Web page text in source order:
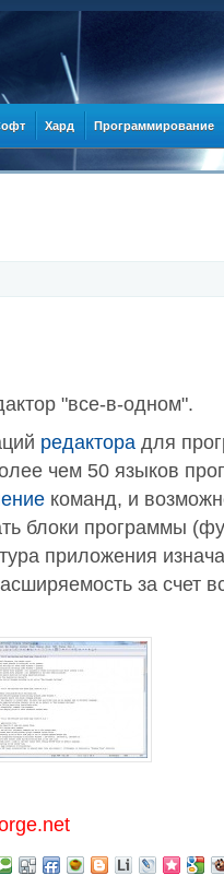
Хард Программирование
"все-в-одном".
редактора для
чем 50 языков
команд, и
блоки программы
приложения
за счет